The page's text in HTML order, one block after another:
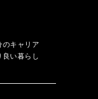
キャリア
い暮らし